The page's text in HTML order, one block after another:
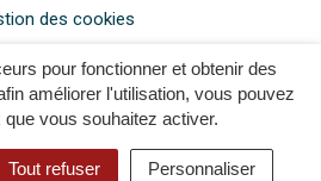
pour fonctionner et obtenir des
améliorer l'utilisation, vous pouvez
vous souhaitez activer.
Tout refuser Personnaliser
des cookies
Plan du site
légales
Crédits